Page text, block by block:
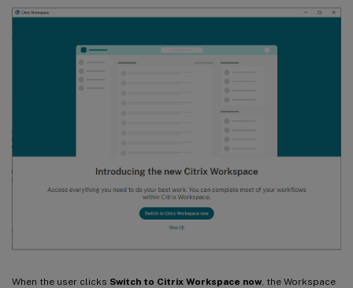
When the user clicks Switch to Citrix Workspace now, the Workspace